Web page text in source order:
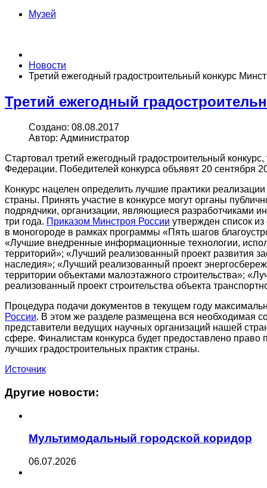
Музей
Новости
Третий ежегодный градостроительный конкурс
Третий ежегодный
Создано: 08.08.2017
Автор: Администратор
Стартовал третий ежегодный градостроительный
Федерации. Победителей конкурса объявят 20 сентября
Конкурс нацелен определить лучшие практики
страны. Принять участие в конкурсе могут органы
подрядчики, организации, являющиеся разработчиками
три года. Приказом Минстроя России утвержден список
в моногороде в рамках программы «Пять шагов
«Лучшие внедренные информационные технологии,
территорий»; «Лучший реализованный проект развития
наследия»; «Лучший реализованный проект
территории объектами малоэтажного строительства»;
реализованный проект строительства объекта
Процедура подачи документов в текущем году
России. В этом же разделе размещена вся необходимая
представители ведущих научных организаций нашей
сфере. Финалистам конкурса будет предоставлено
лучших градостроительных практик страны.
Источник
Другие новости:
Мультимодальный городской коридор
06.07.2026